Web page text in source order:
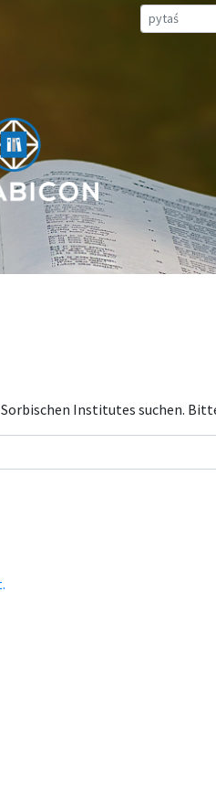
Institutes suchen.